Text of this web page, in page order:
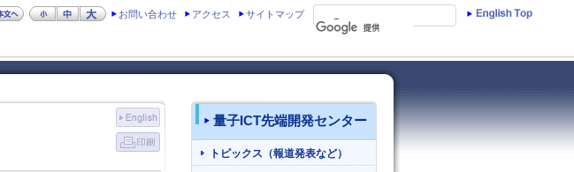
お問い合わせ アクセス サイトマップ
量子ICT先端開発センター
トピックス（報道発表など）